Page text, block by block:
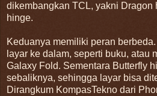
dikembangkan TCL, yakni Dragon
hinge.
Keduanya memiliki peran
layar ke dalam, seperti buku, atau
Galaxy Fold. Sementara Butterfly
sebaliknya, sehingga layar bisa
Dirangkum KompasTekno dari